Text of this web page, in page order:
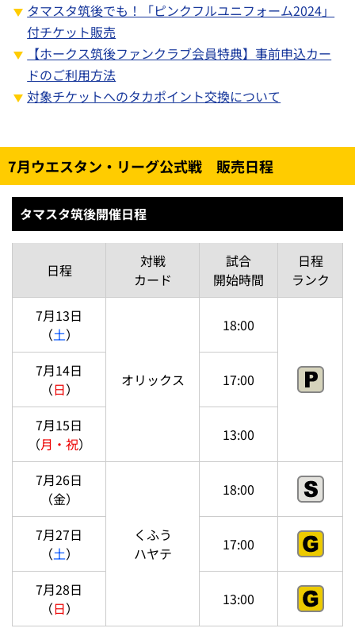
タマスタ筑後でも！「ピンクフルユニフォーム2024」
付チケット販売
【ホークス筑後ファンクラブ会員特典】事前申込カー
ドのご利用方法
対象チケットへのタカポイント交換について
7月ウエスタン・リーグ公式戦 販売日程
タマスタ筑後開催日程
日程
対戦
カード
試合
開始時間
日程
ランク
7月13日
（土）
オリックス
18:00
7月14日
（日） 17:00
7月15日
（月・祝） 13:00
7月26日
（金）
くふう
ハヤテ
18:00
7月27日
（土） 17:00
7月28日
（日） 13:00